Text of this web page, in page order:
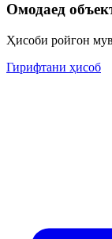
Омодаед
Ҳисоби ройгон
Гирифтани ҳисоб